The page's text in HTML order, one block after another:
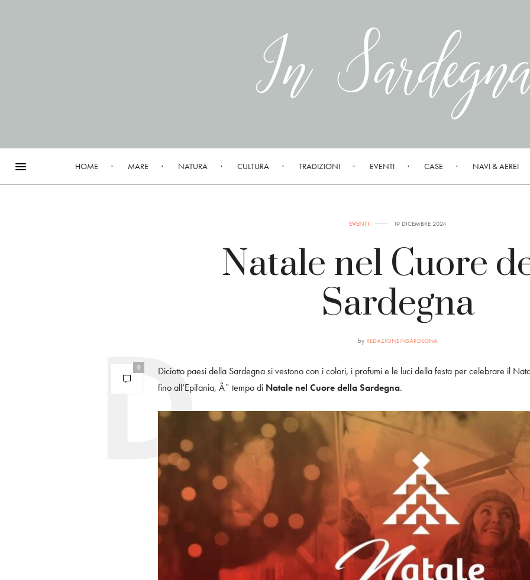
HOME MARE NATURA CULTURA TRADIZIONI EVENTI CASE NAVI & AEREI
EVENTI 19 DICEMBRE 2024
Natale nel Cuore
Sardegna
by REDAZIONEINSARDEGNA
0
Diciotto paesi della Sardegna si vestono con i colori, i profumi e le luci della festa per celebrare il
fino all’Epifania, Ã¨ tempo di Natale nel Cuore della Sardegna.